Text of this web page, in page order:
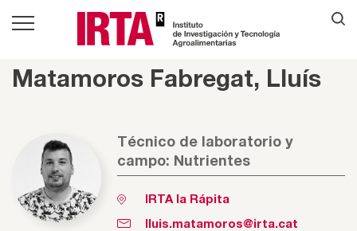
Matamoros Fabregat, Lluís
Técnico de laboratorio y
campo: Nutrientes
IRTA la Rápita
lluis.matamoros@irta.cat